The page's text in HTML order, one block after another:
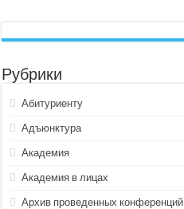
Рубрики
Абитуриенту
Адъюнктура
Академия
Академия в лицах
Архив проведенных конференций